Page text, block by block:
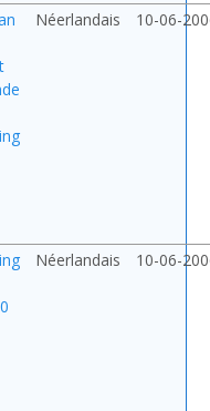
Néerlandais 10-06-
Néerlandais 10-06-